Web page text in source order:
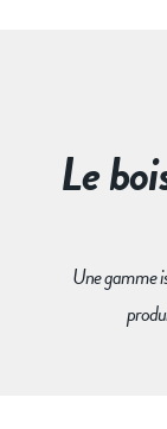
Le
Une gamme